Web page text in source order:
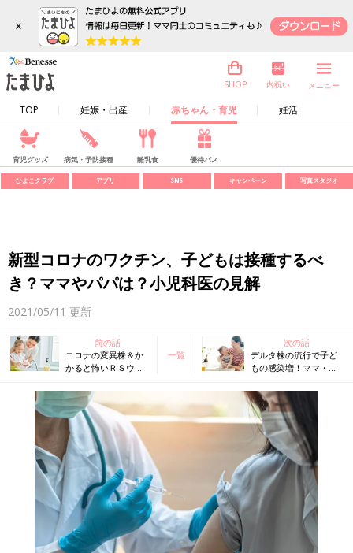
×
TOP 妊娠・出産 赤ちゃん・育児 妊活
SHOP 内祝い メニュー
育児グッズ 病気・予防接種 離乳食 優待パス
ひよこクラブ アプリ SNS キャンペーン 写真スタジオ
新型コロナのワクチン、子どもは接種するべ
き？ママやパパは？小児科医の見解
2021/05/11 更新
前の話
コロナの変異株＆か
かると怖いＲＳウイ
情報を小児科医が解
説
一覧
次の話
デルタ株の流行で子ど
もの感染増！ママ・パ
情報 【小児科医】